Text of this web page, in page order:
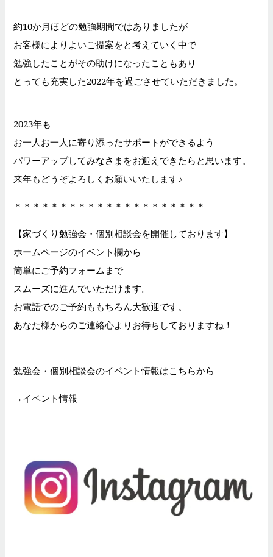
約10か月ほどの勉強期間ではありましたが
お客様によりよいご提案をと考えていく中で
勉強したことがその助けになったこともあり
とっても充実した2022年を過ごさせていただきました。
2023年も
お一人お一人に寄り添ったサポートができるよう
パワーアップしてみなさまをお迎えできたらと思います。
来年もどうぞよろしくお願いいたします♪
＊＊＊＊＊＊＊＊＊＊＊＊＊＊＊＊＊＊＊＊＊
【家づくり勉強会・個別相談会を開催しております】
ホームページのイベント欄から
簡単にご予約フォームまで
スムーズに進んでいただけます。
お電話でのご予約ももちろん大歓迎です。
あなた様からのご連絡心よりお待ちしておりますね！
勉強会・個別相談会のイベント情報はこちらから
→ イベント情報